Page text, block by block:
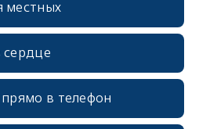
местных
сердце
в телефон